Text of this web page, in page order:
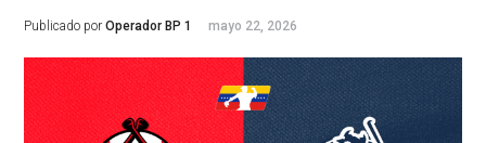
Publicado por Operador BP 1 mayo 22, 2026